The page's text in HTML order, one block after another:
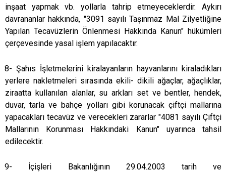
inşaat yapmak vb. yollarla tahrip etmeyeceklerdir. Aykırı
davrananlar hakkında, "3091 sayılı Taşınmaz Mal Zilyetliğine
Yapılan Tecavüzlerin Önlenmesi Hakkında Kanun" hükümleri
çerçevesinde yasal işlem yapılacaktır.
8- Şahıs İşletmelerini kiralayanların hayvanlarını kiraladıkları
yerlere nakletmeleri sırasında ekili- dikili ağaçlar, ağaçlıklar,
ziraatta kullanılan alanlar, su arkları set ve bentler, hendek,
duvar, tarla ve bahçe yolları gibi korunacak çiftçi mallarına
yapacakları tecavüz ve verecekleri zararlar "4081 sayılı Çiftçi
Mallarının Korunması Hakkındaki Kanun" uyarınca tahsil
edilecektir.
9- İçişleri Bakanlığının 29.04.2003 tarih ve